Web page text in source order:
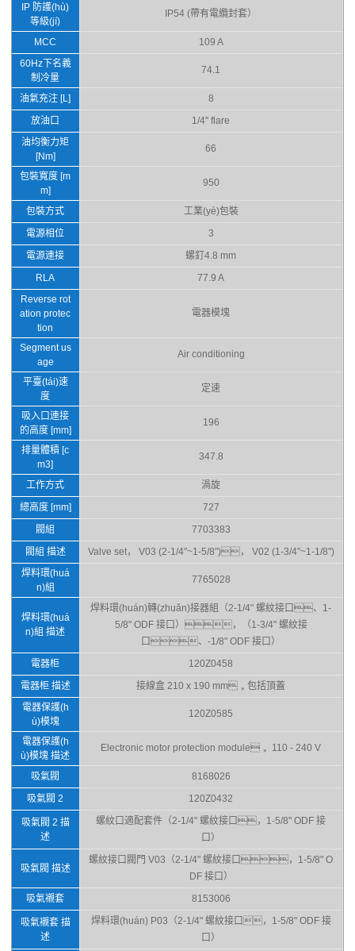
IP 防護(hù)
等級(jí)
IP54 (帶有電纜封套）
MCC
109 A
60Hz下名義
制冷量
74.1
油氣充注 [L]
8
放油口
1/4'' flare
油均衡力矩
[Nm]
66
包裝寬度 [m
m]
950
包裝方式
工業(yè)包裝
電源相位
3
電源連接
螺釘4.8 mm
RLA
77.9 A
Reverse rot
ation protec
tion
電器模塊
Segment us
age
Air conditioning
平臺(tái)速
度
定速
吸入口連接
的高度 [mm]
196
排量體積 [c
m3]
347.8
工作方式
渦旋
總高度 [mm]
727
閥組
7703383
閥組 描述
Valve set， V03 (2-1/4"~1-5/8")， V02 (1-3/4"~1-1/8")
焊料環(huá
n)組
7765028
焊料環(huá
n)組 描述
焊料環(huán)轉(zhuǎn)接器組（2-1/4" 螺紋接口、1-
5/8" ODF 接口），（1-3/4" 螺紋接
口、-1/8" ODF 接口）
電器柜
120Z0458
電器柜 描述
接線盒 210 x 190 mm，包括頂蓋
電器保護(h
ù)模塊
120Z0585
電器保護(h
ù)模塊 描述
Electronic motor protection module， 110 - 240 V
吸氣閥
8168026
吸氣閥 2
120Z0432
吸氣閥 2 描
述
螺紋口適配套件（2-1/4" 螺紋接口，1-5/8" ODF 接
口）
吸氣閥 描述
螺紋接口閥門 V03（2-1/4" 螺紋接口，1-5/8" O
DF 接口）
吸氣襯套
8153006
吸氣襯套 描
述
焊料環(huán) P03（2-1/4" 螺紋接口，1-5/8" ODF 接
口）